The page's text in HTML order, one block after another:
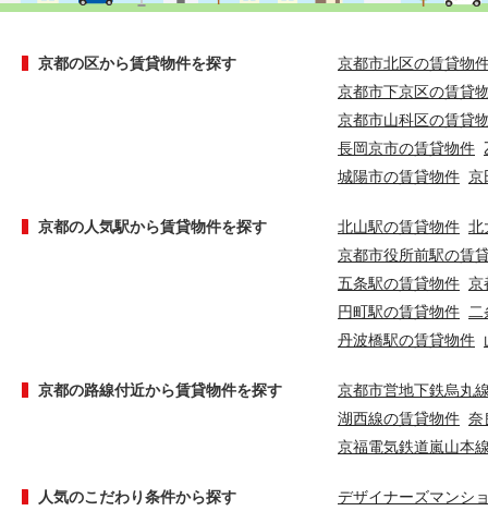
京都の区から賃貸物件を探す
京都市北区の賃貸物
京都市下京区の賃貸
京都市山科区の賃貸
長岡京市の賃貸物件
城陽市の賃貸物件 京
京都の人気駅から賃貸物件を探す 北山駅の賃貸物件 北
京都市役所前駅の賃
五条駅の賃貸物件 京
円町駅の賃貸物件
丹波橋駅の賃貸物件
京都の路線付近から賃貸物件を探す
京都市営地下鉄烏丸
湖西線の賃貸物件 奈
京福電気鉄道嵐山本
人気のこだわり条件から探す
デザイナーズマンシ